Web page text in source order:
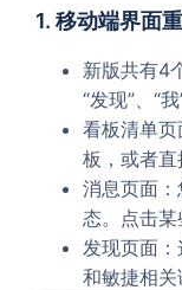
1. 移动端界面
新版共有4
“发现”、“我
看板清单
板，或者
消息页面
态。点击
发现页面
和敏捷相